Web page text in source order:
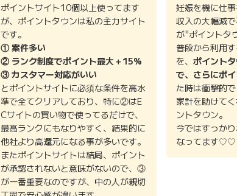
ポイントサイト10個以上使ってます
が、ポイントタウンは私の主力サイト
です。
① 案件多い
② ランク制度でポイント最大＋15%
③ カスタマー対応がいい
とポイントサイトに必須な条件を高水
準で全てクリアしており、特に②はE
Cサイトの買い物で使ってるだけで、
最高ランクにもなりやすく、結果的に
他社より高還元になる事が多いです。
またポイントサイトは結局、ポイント
が承認されないと意味がないので、③
が一番重要なのですが、中の人が親切
妊娠を機に仕
収入の大幅減
が"ポイントタ
普段から利用
を、 ポイント
で、さらにポ
た時は衝撃的で
家計を助けて
ントタウン。
今ではすっか
なってます♡♡